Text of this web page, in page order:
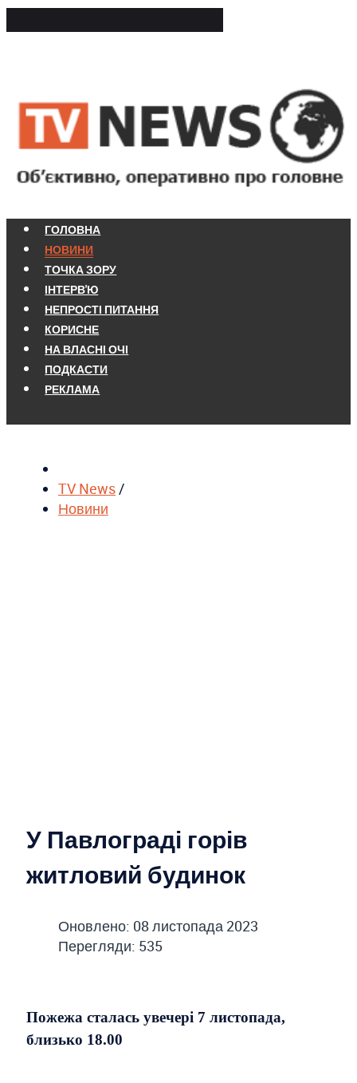
ГОЛОВНА
НОВИНИ
ТОЧКА ЗОРУ
ІНТЕРВ'Ю
НЕПРОСТІ ПИТАННЯ
КОРИСНЕ
НА ВЛАСНІ ОЧІ
ПОДКАСТИ
РЕКЛАМА
TV News/
Новини
У Павлограді горів
житловий будинок
Оновлено: 08 листопада 2023
Перегляди: 535
Пожежа сталась увечері 7 листопада,
близько 18.00